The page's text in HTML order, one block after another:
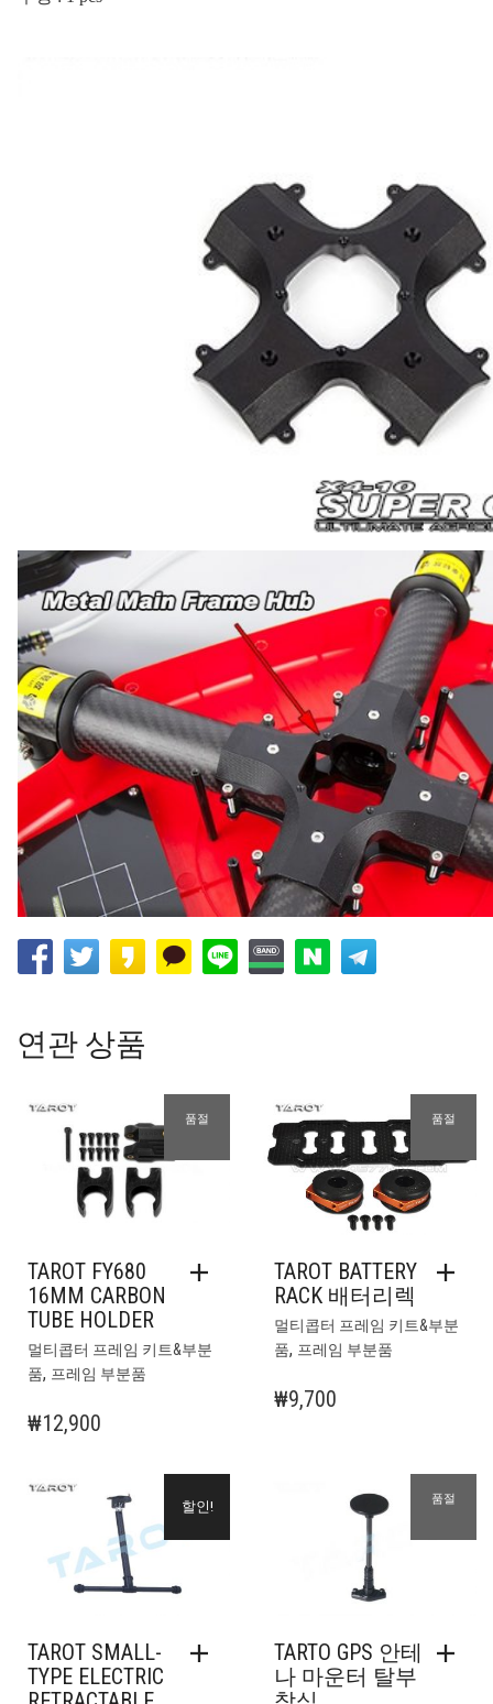
연관 상품
품절
TAROT FY680
16MM CARBON
TUBE HOLDER
멀티콥터 프레임 키트&부분
품, 프레임 부분품
₩12,900
품절
TAROT BATTERY
RACK 배터리렉
멀티콥터 프레임 키트&부분
품, 프레임 부분품
₩9,700
할인!
TAROT SMALL-
TYPE ELECTRIC
품절
TARTO GPS 안테
나 마운터 탈부